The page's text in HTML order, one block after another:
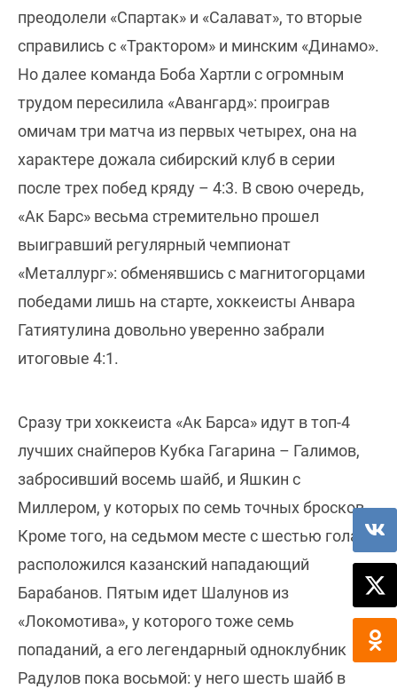
преодолели «Спартак» и «Салават», то вторые
справились с «Трактором» и минским «Динамо».
Но далее команда Боба Хартли с огромным
трудом пересилила «Авангард»: проиграв
омичам три матча из первых четырех, она на
характере дожала сибирский клуб в серии
после трех побед кряду – 4:3. В свою очередь,
«Ак Барс» весьма стремительно прошел
выигравший регулярный чемпионат
«Металлург»: обменявшись с магнитогорцами
победами лишь на старте, хоккеисты Анвара
Гатиятулина довольно уверенно забрали
итоговые 4:1.
Сразу три хоккеиста «Ак Барса» идут в топ-4
лучших снайперов Кубка Гагарина – Галимов,
забросивший восемь шайб, и Яшкин с
Миллером, у которых по семь точных бросков.
Кроме того, на седьмом месте с шестью голами
расположился казанский нападающий
Барабанов. Пятым идет Шалунов из
«Локомотива», у которого тоже семь
попаданий, а его легендарный одноклубник
Радулов пока восьмой: у него шесть шайб в